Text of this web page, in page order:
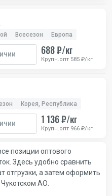
Всесезон Европа
688 ₽/кг
Крупн.опт 585 ₽/кг
Корея, Республика
1 136 ₽/кг
Крупн.опт 966 ₽/кг
позиции оптового
Здесь удобно сравнить
отгрузки, а затем оформить
АО.